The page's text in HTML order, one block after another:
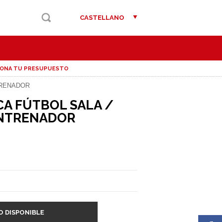
CASTELLANO
TU PRESUPUESTO
FÚTBOL SALA /
DISPONIBLE